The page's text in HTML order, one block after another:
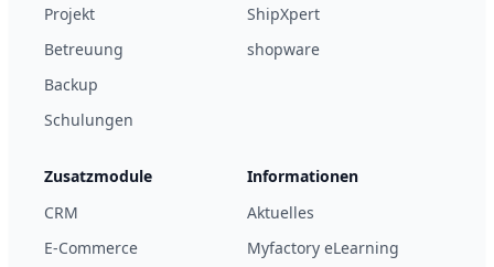
Projekt
Betreuung
Backup
Schulungen
ShipXpert
shopware
Zusatzmodule
CRM
E-Commerce
Informationen
Aktuelles
Myfactory eLearning